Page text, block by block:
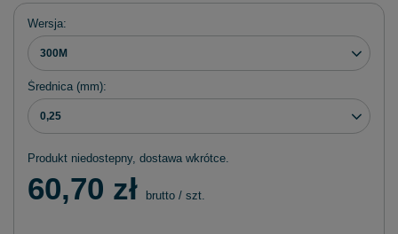
Wersja
300M
Średnica (mm)
0,25
Produkt niedostepny, dostawa wkrótce
60,70 zł brutto / szt.